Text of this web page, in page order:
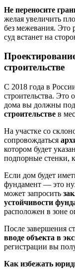
Не переносите
желая увеличить
без межевания. Это
суд встанет на
строительстве
С 2018 года в
строительства. Это
дома вы должны
строительстве в
На участке со
сопровождаться
котором будет
подпорные стенки,
Если дом будет
фундамент — это
может запросить
устойчивости
расположен в зоне
После завершения
вводе объекта в
регистрации вы
Как избежать